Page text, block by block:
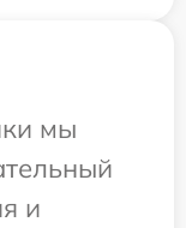
мы
и